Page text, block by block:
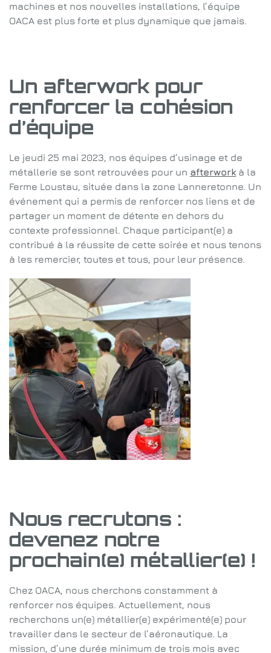
machines et nos nouvelles installations, l’équipe
OACA est plus forte et plus dynamique que jamais.
Un afterwork pour
renforcer la cohésion
d’équipe
Le jeudi 25 mai 2023, nos équipes d’usinage et de
métallerie se sont retrouvées pour un afterwork à la
Ferme Loustau, située dans la zone Lanneretonne. Un
événement qui a permis de renforcer nos liens et de
partager un moment de détente en dehors du
contexte professionnel. Chaque participant(e) a
contribué à la réussite de cette soirée et nous tenons
à les remercier, toutes et tous, pour leur présence.
Nous recrutons :
devenez notre
prochain(e) métallier(e) !
Chez OACA, nous cherchons constamment à
renforcer nos équipes. Actuellement, nous
recherchons un(e) métallier(e) expérimenté(e) pour
travailler dans le secteur de l’aéronautique. La
mission, d’une durée minimum de trois mois avec